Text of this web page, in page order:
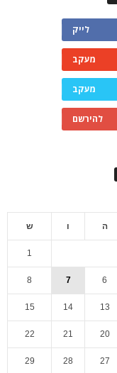
לייק
מעקב
מעקב
להירשם
ה ו ש
1
6
7
8
13
14
15
20
21
22
27
28
29